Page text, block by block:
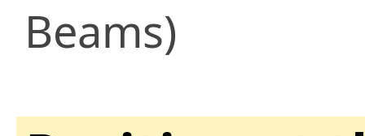
Beams)